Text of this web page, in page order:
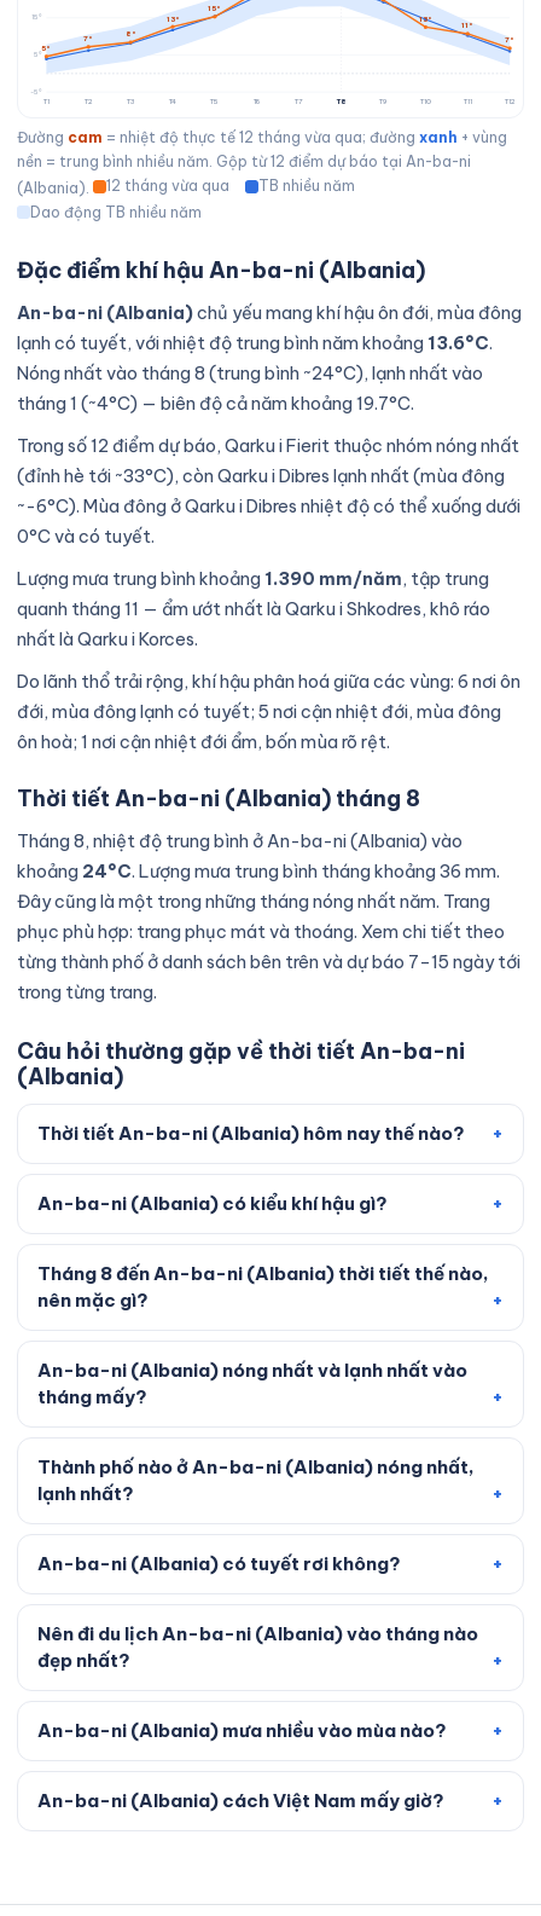
-5°
5°
15°
5°
7° 8°
13°
15°
13°
11°
7°
T1 T2 T3 T4 T5 T6 T7 T8 T9 T10 T11 T12
Đường cam = nhiệt độ thực tế 12 tháng vừa qua; đường xanh + vùng
nền = trung bình nhiều năm. Gộp từ 12 điểm dự báo tại An-ba-ni
(Albania).
12 tháng vừa qua
TB nhiều năm
Dao động TB nhiều năm
Đặc điểm khí hậu An-ba-ni (Albania)
An-ba-ni (Albania)chủ yếu mang khí hậu ôn đới, mùa đông
lạnh có tuyết, với nhiệt độ trung bình năm khoảng 13.6°C.
Nóng nhất vào tháng 8 (trung bình ~24°C), lạnh nhất vào
tháng 1 (~4°C) — biên độ cả năm khoảng 19.7°C.
Trong số 12 điểm dự báo, Qarku i Fierit thuộc nhóm nóng nhất
(đỉnh hè tới ~33°C), còn Qarku i Dibres lạnh nhất (mùa đông
~-6°C). Mùa đông ở Qarku i Dibres nhiệt độ có thể xuống dưới
0°C và có tuyết.
Lượng mưa trung bình khoảng 1.390 mm/năm, tập trung
quanh tháng 11 — ẩm ướt nhất là Qarku i Shkodres, khô ráo
nhất là Qarku i Korces.
Do lãnh thổ trải rộng, khí hậu phân hoá giữa các vùng: 6 nơi ôn
đới, mùa đông lạnh có tuyết; 5 nơi cận nhiệt đới, mùa đông
ôn hoà; 1 nơi cận nhiệt đới ẩm, bốn mùa rõ rệt.
Thời tiết An-ba-ni (Albania) tháng 8
Tháng 8, nhiệt độ trung bình ở An-ba-ni (Albania) vào
khoảng 24°C. Lượng mưa trung bình tháng khoảng 36 mm.
Đây cũng là một trong những tháng nóng nhất năm. Trang
phục phù hợp: trang phục mát và thoáng. Xem chi tiết theo
từng thành phố ở danh sách bên trên và dự báo 7–15 ngày tới
trong từng trang.
Câu hỏi thường gặp về thời tiết An-ba-ni
(Albania)
Thời tiết An-ba-ni (Albania) hôm nay thế nào?
An-ba-ni (Albania) có kiểu khí hậu gì?
Tháng 8 đến An-ba-ni (Albania) thời tiết thế nào,
nên mặc gì?
An-ba-ni (Albania) nóng nhất và lạnh nhất vào
tháng mấy?
Thành phố nào ở An-ba-ni (Albania) nóng nhất,
lạnh nhất?
An-ba-ni (Albania) có tuyết rơi không?
Nên đi du lịch An-ba-ni (Albania) vào tháng nào
đẹp nhất?
An-ba-ni (Albania) mưa nhiều vào mùa nào?
An-ba-ni (Albania) cách Việt Nam mấy giờ?